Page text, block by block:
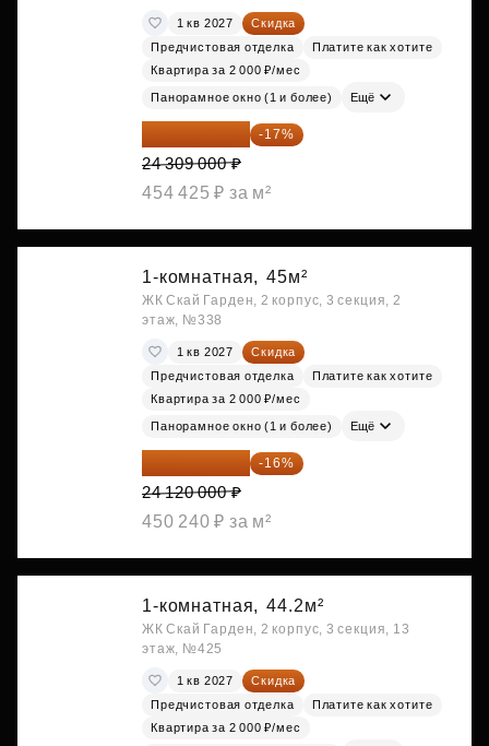
1 кв 2027
Скидка
Предчистовая отделка
Платите как хотите
Квартира за 2 000 ₽/мес
Панорамное окно (1 и более) Ещё
20 176 470 ₽ -17%
24 309 000 ₽
454 425 ₽ за м²
1-комнатная, 45м²
ЖК Скай Гарден, 2 корпус, 3 секция, 2
этаж, №338
1 кв 2027
Скидка
Предчистовая отделка
Платите как хотите
Квартира за 2 000 ₽/мес
Панорамное окно (1 и более) Ещё
20 260 800 ₽ -16%
24 120 000 ₽
450 240 ₽ за м²
1-комнатная, 44.2м²
ЖК Скай Гарден, 2 корпус, 3 секция, 13
этаж, №425
1 кв 2027
Скидка
Предчистовая отделка
Платите как хотите
Квартира за 2 000 ₽/мес